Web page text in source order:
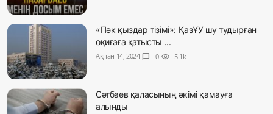
«Пәк қыздар тізімі»: ҚазҰУ шу тудырған
оқиғаға қатысты ...
Ақпан 14, 2024 chat_bubble 0 visibility 5.1k
Сәтбаев қаласының әкімі қамауға
алынды